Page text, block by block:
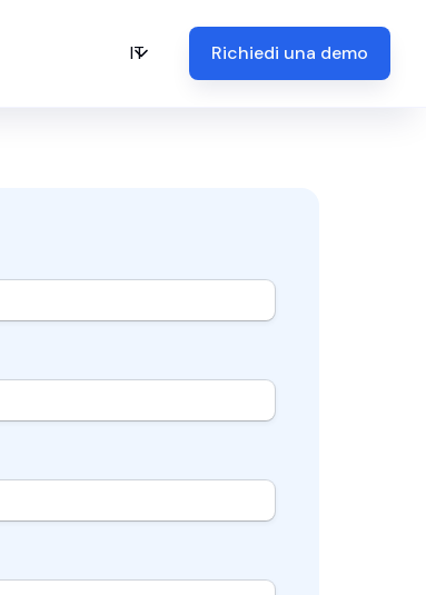
IT Richiedi una demo